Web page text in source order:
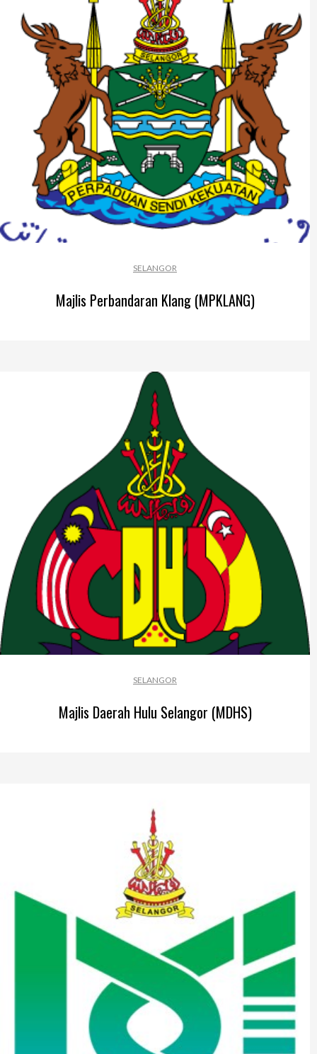
SELANGOR
Majlis Perbandaran Klang (MPKLANG)
SELANGOR
Majlis Daerah Hulu Selangor (MDHS)